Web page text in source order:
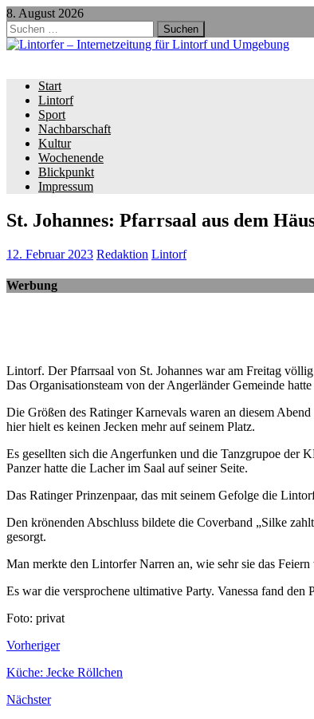
8. August 2026
Suchen
nach:
Start
Lintorf
Sport
Nachbarschaft
Kultur
Wochenende
Blickpunkt
Impressum
St. Johannes: Pfarrsaal aus dem
12. Februar 2023 Redaktion Lintorf
Werbung
Lintorf. Der Pfarrsaal von St. Johannes war am Freitag
Das Organisationsteam von der Angerländer Gemeinde
Die Größen des Ratinger Karnevals waren an diesem
hier hielt es keinen Jecken mehr auf seinem Platz.
Es gesellten sich die Angerfunken und die Tanzgrupoe der
Panzer hatte die Lacher im Saal auf seiner Seite.
Das Ratinger Prinzenpaar, das mit seinem Gefolge die
Den krönenden Abschluss bildete die Coverband „Silke
gesorgt.
Man merkte den Lintorfer Narren an, wie sehr sie das
Es war die versprochene ultimative Party. Vanessa fand
Foto: privat
Vorheriger
Küche: Jecke Röllchen
Nächster